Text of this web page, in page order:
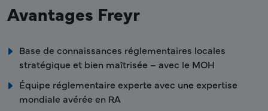
Avantages Freyr
Base de connaissances réglementaires locales
stratégique et bien maîtrisée – avec le MOH
Équipe réglementaire experte avec une expertise
mondiale avérée en RA